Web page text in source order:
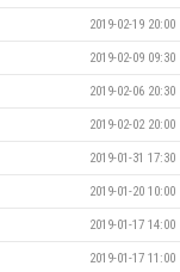
2019-02-19 20:00
2019-02-09 09:30
2019-02-06 20:30
2019-02-02 20:00
2019-01-31 17:30
2019-01-20 10:00
2019-01-17 14:00
2019-01-17 11:00